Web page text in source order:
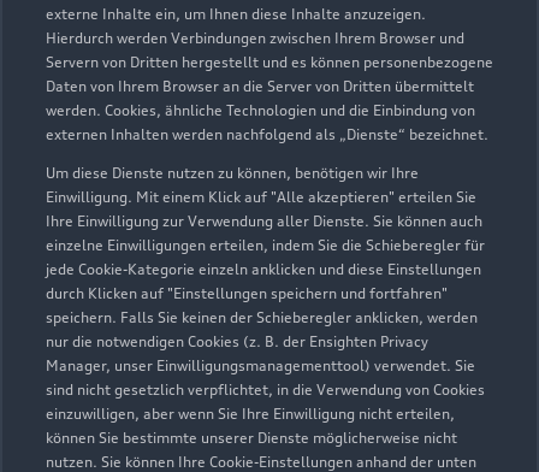
externe Inhalte ein, um Ihnen diese Inhalte anzuzeigen.
Hierdurch werden Verbindungen zwischen Ihrem Browser und
Servern von Dritten hergestellt und es können personenbezogene
Daten von Ihrem Browser an die Server von Dritten übermittelt
werden. Cookies, ähnliche Technologien und die Einbindung von
externen Inhalten werden nachfolgend als „Dienste“ bezeichnet.
Um diese Dienste nutzen zu können, benötigen wir Ihre
Einwilligung. Mit einem Klick auf "Alle akzeptieren" erteilen Sie
Ihre Einwilligung zur Verwendung aller Dienste. Sie können auch
einzelne Einwilligungen erteilen, indem Sie die Schieberegler für
jede Cookie-Kategorie einzeln anklicken und diese Einstellungen
durch Klicken auf "Einstellungen speichern und fortfahren"
speichern. Falls Sie keinen der Schieberegler anklicken, werden
nur die notwendigen Cookies (z. B. der Ensighten Privacy
Manager, unser Einwilligungsmanagementtool) verwendet. Sie
sind nicht gesetzlich verpflichtet, in die Verwendung von Cookies
einzuwilligen, aber wenn Sie Ihre Einwilligung nicht erteilen,
können Sie bestimmte unserer Dienste möglicherweise nicht
nutzen. Sie können Ihre Cookie-Einstellungen anhand der unten
Peter-Sengl-Straße 26
86447 Aindling
08237 96030